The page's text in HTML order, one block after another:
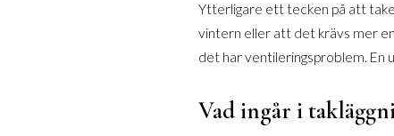
Ytterligare ett tecken på att
vintern eller att det krävs mer
det har ventileringsproblem.
Vad ingår i